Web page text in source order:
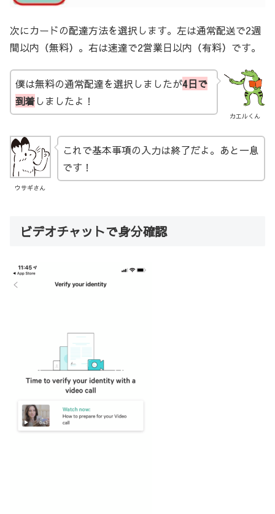
次にカードの配達方法を選択します。左は通常配送で2週
間以内（無料）。右は速達で2営業日以内（有料）です。
カエルくん
僕は無料の通常配達を選択しましたが4日で
到着しましたよ！
ウサギさん
これで基本事項の入力は終了だよ。あと一息
です！
ビデオチャットで身分確認